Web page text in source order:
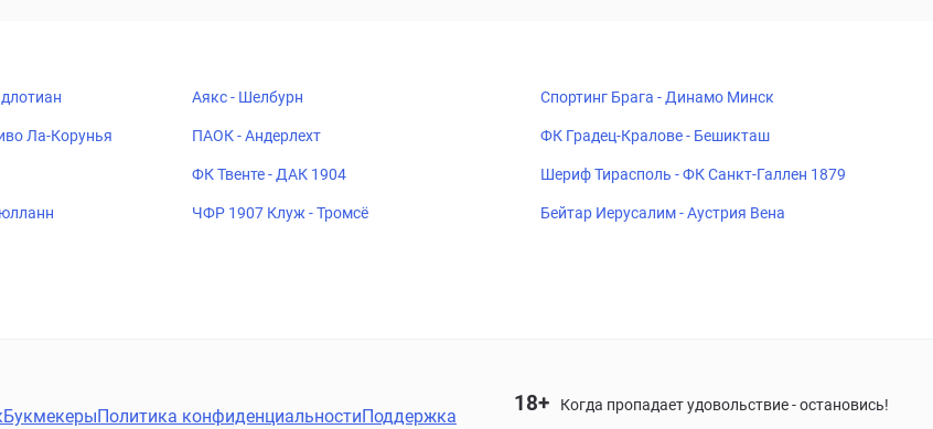
Аякс - Шелбурн Спортинг Брага - Динамо Минск
Ла-Корунья ПАОК - Андерлехт ФК Градец-Кралове - Бешикташ
ФК Твенте - ДАК 1904 Шериф Тирасполь - ФК Санкт-Галлен 1879
ЧФР 1907 Клуж - Тромсё Бейтар Иерусалим - Аустрия Вена
БукмекерыПолитика конфиденциальностиПоддержка
18+ Когда пропадает удовольствие - остановись!